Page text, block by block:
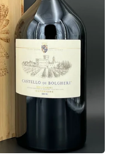
Medien
1
in
Galerieansicht
öffnen